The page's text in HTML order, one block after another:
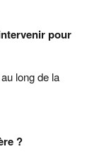
pour
long de la
?